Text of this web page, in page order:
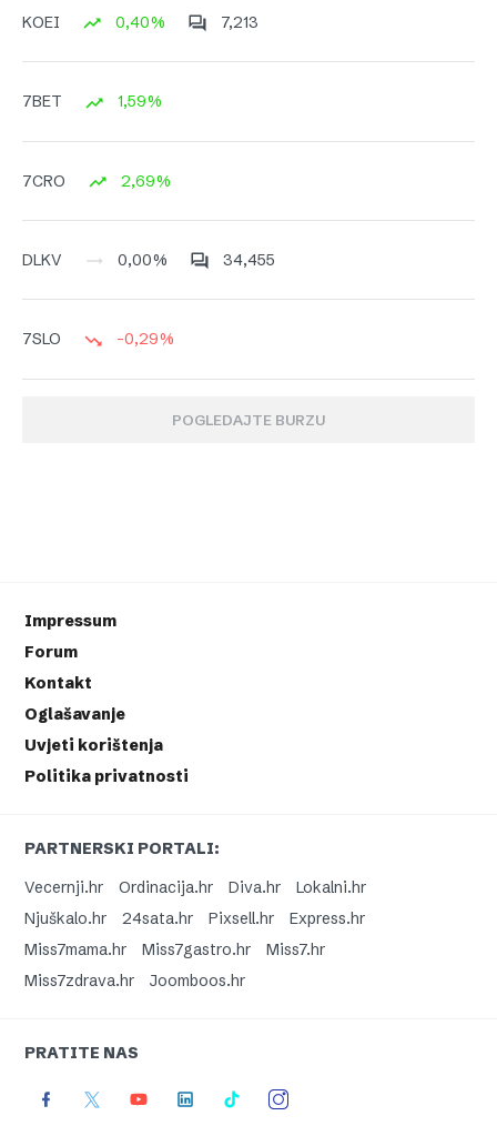
KOEI 0,40% 7,213
7BET 1,59%
7CRO 2,69%
DLKV 0,00% 34,455
7SLO -0,29%
POGLEDAJTE BURZU
Impressum
Forum
Kontakt
Oglašavanje
Uvjeti korištenja
Politika privatnosti
PARTNERSKI PORTALI:
Vecernji.hr
Ordinacija.hr Diva.hr
Lokalni.hr
Njuškalo.hr
24sata.hr Pixsell.hr
Express.hr
Miss7mama.hr
Miss7gastro.hr
Miss7.hr
Miss7zdrava.hr
Joomboos.hr
PRATITE NAS